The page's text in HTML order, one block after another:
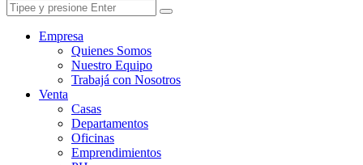
Empresa
Quienes Somos
Nuestro Equipo
Trabajá con Nosotros
Venta
Casas
Departamentos
Oficinas
Emprendimientos